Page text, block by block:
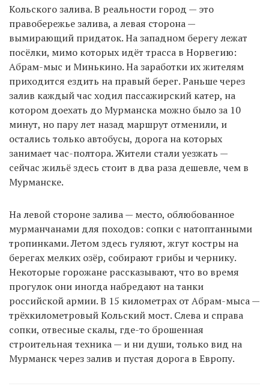
Кольского залива. В реальности город — это
правобережье залива, а левая сторона —
вымирающий придаток. На западном берегу лежат
посёлки, мимо которых идёт трасса в Норвегию:
Абрам-мыс и Минькино. На заработки их жителям
приходится ездить на правый берег. Раньше через
залив каждый час ходил пассажирский катер, на
котором доехать до Мурманска можно было за 10
минут, но пару лет назад маршрут отменили, и
остались только автобусы, дорога на которых
занимает час-полтора. Жители стали уезжать —
сейчас жильё здесь стоит в два раза дешевле, чем в
Мурманске.
На левой стороне залива — место, облюбованное
мурманчанами для походов: сопки с натоптанными
тропинками. Летом здесь гуляют, жгут костры на
берегах мелких озёр, собирают грибы и чернику.
Некоторые горожане рассказывают, что во время
прогулок они иногда набредают на танки
российской армии. В 15 километрах от Абрам-мыса —
трёхкилометровый Кольский мост. Слева и справа
сопки, отвесные скалы, где-то брошенная
строительная техника — и ни души, только вид на
Мурманск через залив и пустая дорога в Европу.